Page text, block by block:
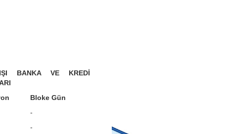
BANKA VE KREDİ
Bloke Gün
-
-